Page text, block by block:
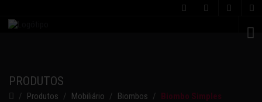
PRODUTOS
Produtos Mobiliário Biombos Biombo Simples